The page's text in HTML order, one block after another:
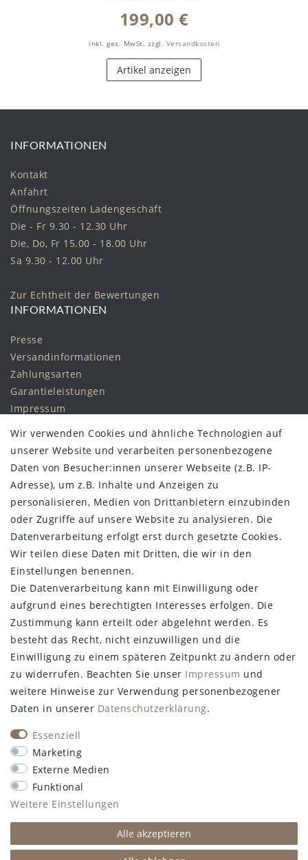
199,00 €
inkl. ges. MwSt. zzgl. Versandkosten
Artikel anzeigen
INFORMATIONEN
Kontakt
Anfahrt
Öffnungszeiten Ladengeschäft
Die - Fr 9.30 - 12.30 Uhr
Die, Do, Fr 15.00 - 18.00 Uhr
Sa 9.30 - 12.00 Uhr
Zur Echtheit der Bewertungen
INFORMATIONEN
Presse
Versandinformationen
Zahlungsarten
Garantieleistungen
Impressum
Vertrag widerrufen
STAY CONNECTED
Wir verwenden Cookies und ähnliche Technologien auf
unserer Website und verarbeiten personenbezogene
Daten von Besucher:innen unserer Webseite (z.B. IP-
Adresse), um z.B. Inhalte und Anzeigen zu
personalisieren, Medien von Drittanbietern einzubinden
oder Zugriffe auf unsere Website zu analysieren. Die
Datenverarbeitung erfolgt erst durch gesetzte Cookies.
Wir teilen diese Daten mit Dritten, die wir in den
Einstellungen benennen.
Die Datenverarbeitung kann mit Einwilligung oder
aufgrund eines berechtigten Interesses erfolgen. Die
Zustimmung kann erteilt oder abgelehnt werden. Es
besteht das Recht, nicht einzuwilligen und die
Einwilligung zu einem späteren Zeitpunkt zu ändern oder
zu widerrufen. Beachten Sie unser Impressum und
weitere Hinweise zur Verwendung personenbezogener
Daten in unserer Daten­schutz­erklärung.
Essenziell
Marketing
Externe Medien
Funktional
Weitere Einstellungen
Alle akzeptieren